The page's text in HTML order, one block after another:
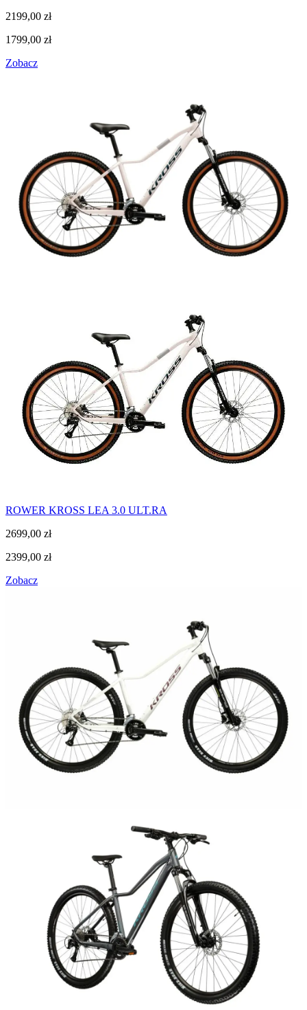
2199,00 zł
1799,00 zł
Zobacz
ROWER KROSS LEA 3.0 ULT.RA
2699,00 zł
2399,00 zł
Zobacz